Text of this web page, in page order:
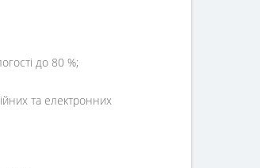
до 80 %;
та електронних